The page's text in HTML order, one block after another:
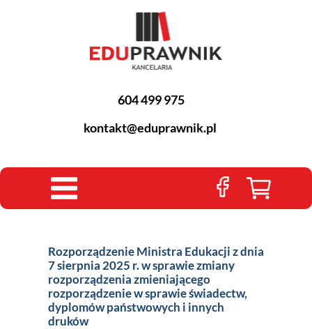
Rozporządzenie Ministra Edukacji z dnia
7 sierpnia 2025 r. w sprawie zmiany
rozporządzenia zmieniającego
rozporządzenie w sprawie świadectw,
dyplomów państwowych i innych
druków
604 499 975
kontakt@eduprawnik.pl